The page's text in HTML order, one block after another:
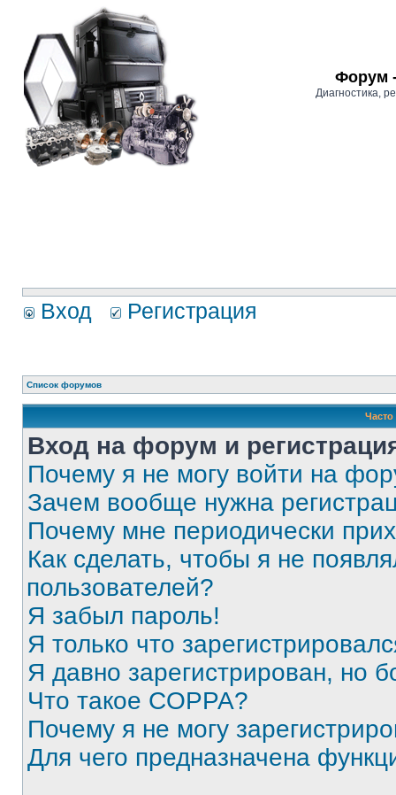
Форум -
Диагностика,
Вход Регистрация
Список форумов
Вход на форум и
Почему я не могу войти на
Зачем вообще нужна
Почему мне периодически
Как сделать, чтобы я не
пользователей?
Я забыл пароль!
Я только что
Я давно зарегистрирован, но
Что такое COPPA?
Почему я не могу
Для чего предназначена